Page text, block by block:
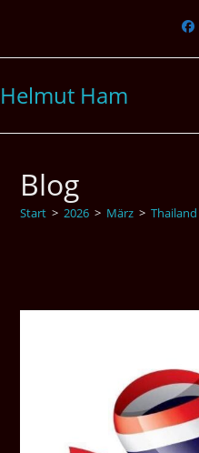
springen
Helmut Ham
Blog
Start > 2026 > März > Thailand